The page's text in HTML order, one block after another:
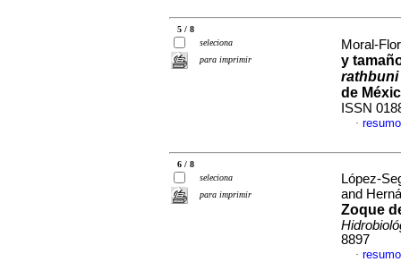
5 / 8
seleciona
para imprimir
Moral-
y
rathbuni
de
ISSN
·
6 / 8
seleciona
para imprimir
López-
and
Zoque
8897
·